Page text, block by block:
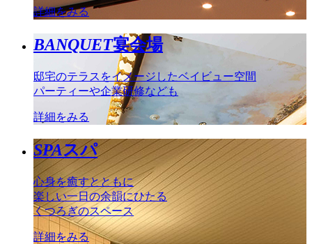
詳細をみる
BANQUET宴会場
邸宅のテラスをイメージしたベイビュー空間
パーティーや企業研修なども
詳細をみる
SPAスパ
心身を癒すとともに
楽しい一日の余韻にひたる
くつろぎのスペース
詳細をみる